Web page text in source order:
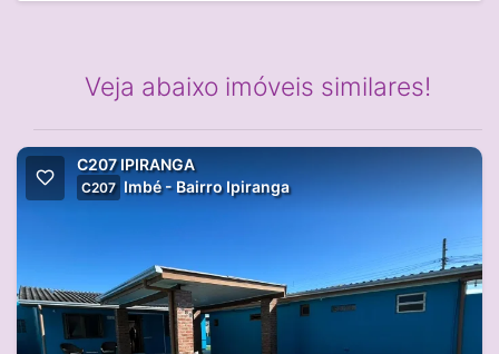
Veja abaixo imóveis similares!
C207 IPIRANGA
C207 Imbé - Bairro Ipiranga